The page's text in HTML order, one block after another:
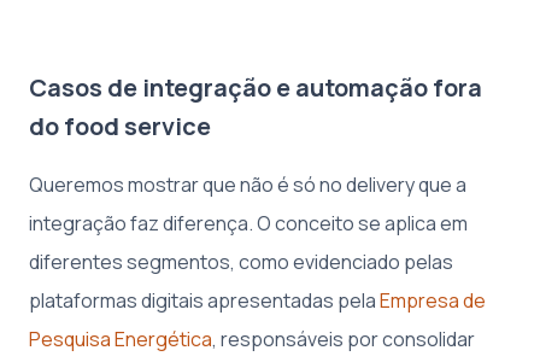
Casos de integração e automação fora
do food service
Queremos mostrar que não é só no delivery que a
integração faz diferença. O conceito se aplica em
diferentes segmentos, como evidenciado pelas
plataformas digitais apresentadas pelaEmpresa de
Pesquisa Energética, responsáveis por consolidar